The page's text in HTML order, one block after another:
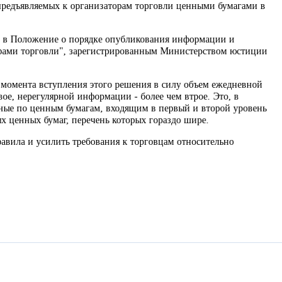
к организаторам торговли ценными бумагами в
Положение о порядке опубликования информации и
торговли", зарегистрированным Министерством юстиции
вступления этого решения в силу объем ежедневной
нерегулярной информации - более чем втрое. Это, в
по ценным бумагам, входящим в первый и второй уровень
ценных бумаг, перечень которых гораздо шире.
и усилить требования к торговцам относительно